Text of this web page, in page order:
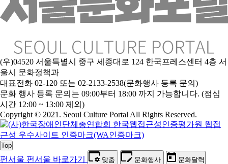
(우)04520 서울특별시 중구 세종대로 124 한국프레스센터 4층 서
울시 문화정책과
대표전화 02-120 또는 02-2133-2538(문화행사 등록 문의)
문화 행사 등록 문의는 09:00부터 18:00 까지 가능합니다. (점심
시간 12:00 ~ 13:00 제외)
Copyright © 2021. Seoul Culture Portal All Rights Reserved.
Top
펀서울 펀서울 바로가기
맞춤
문화행사
문화달력